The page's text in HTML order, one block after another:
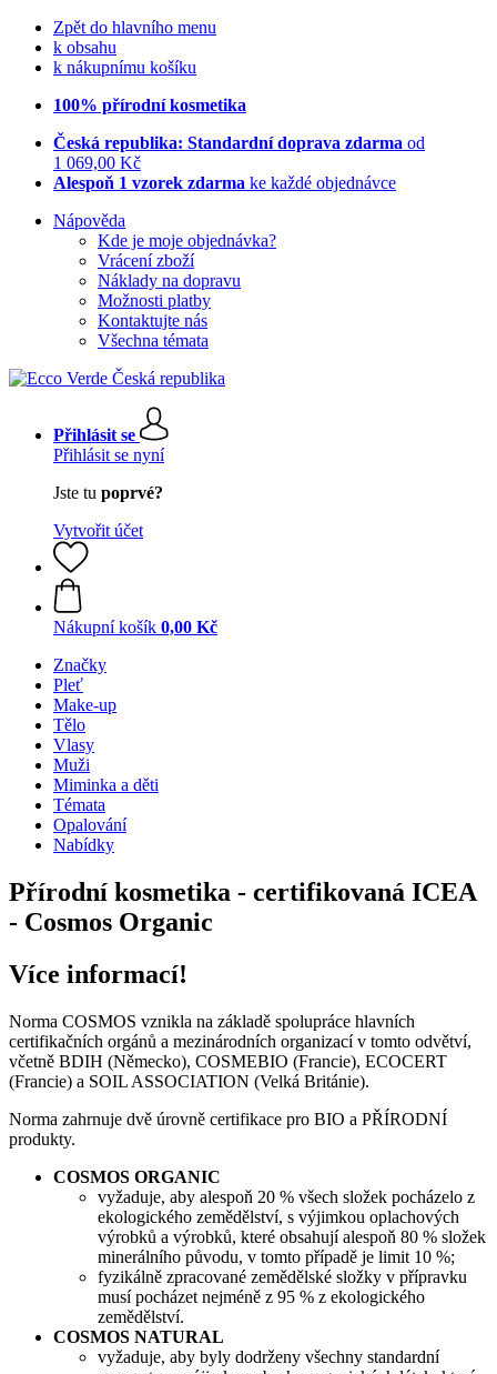
Zpět do hlavního menu
k obsahu
k nákupnímu košíku
100% přírodní kosmetika
Česká republika: Standardní doprava zdarma od
1 069,00 Kč
Alespoň 1 vzorek zdarma ke každé objednávce
Nápověda
Kde je moje objednávka?
Vrácení zboží
Náklady na dopravu
Možnosti platby
Kontaktujte nás
Všechna témata
Přihlásit se
Přihlásit se nyní
Jste tu poprvé?
Vytvořit účet
Nákupní košík 0,00 Kč
Značky
Pleť
Make-up
Tělo
Vlasy
Muži
Miminka a děti
Témata
Opalování
Nabídky
Přírodní kosmetika - certifikovaná ICEA
- Cosmos Organic
Více informací!
Norma COSMOS vznikla na základě spolupráce hlavních
certifikačních orgánů a mezinárodních organizací v tomto odvětví,
včetně BDIH (Německo), COSMEBIO (Francie), ECOCERT
(Francie) a SOIL ASSOCIATION (Velká Británie).
Norma zahrnuje dvě úrovně certifikace pro BIO a PŘÍRODNÍ
produkty.
COSMOS ORGANIC
vyžaduje, aby alespoň 20 % všech složek pocházelo z
ekologického zemědělství, s výjimkou oplachových
výrobků a výrobků, které obsahují alespoň 80 % složek
minerálního původu, v tomto případě je limit 10 %;
fyzikálně zpracované zemědělské složky v přípravku
musí pocházet nejméně z 95 % z ekologického
zemědělství.
COSMOS NATURAL
vyžaduje, aby byly dodrženy všechny standardní